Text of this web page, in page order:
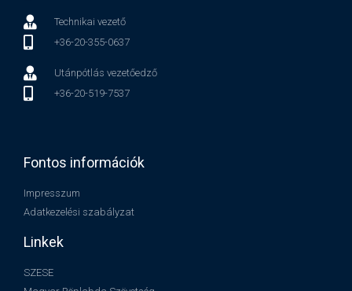
Technikai vezető
+36-20-355-0637
Utánpótlás vezetőedző
+36-20-519-7537
Fontos információk
Impresszum
Adatkezelési szabályzat
Linkek
SZESE